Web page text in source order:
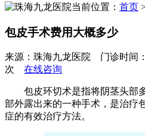
当前位置： 首页
包皮手术费用大概多少
来源：珠海九龙医院 门诊时间
次 在线咨询
包皮环切术是指将阴茎头部
部外露出来的一种手术，是治疗
症的有效治疗方法。